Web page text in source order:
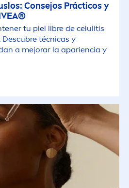
Consejos Prácticos y
®
tu piel libre de celulitis
técnicas y
a mejorar la apariencia y